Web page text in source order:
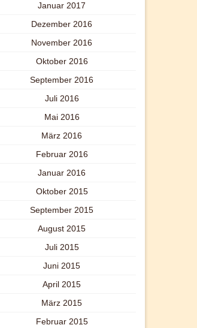
Januar 2017
Dezember 2016
November 2016
Oktober 2016
September 2016
Juli 2016
Mai 2016
März 2016
Februar 2016
Januar 2016
Oktober 2015
September 2015
August 2015
Juli 2015
Juni 2015
April 2015
März 2015
Februar 2015